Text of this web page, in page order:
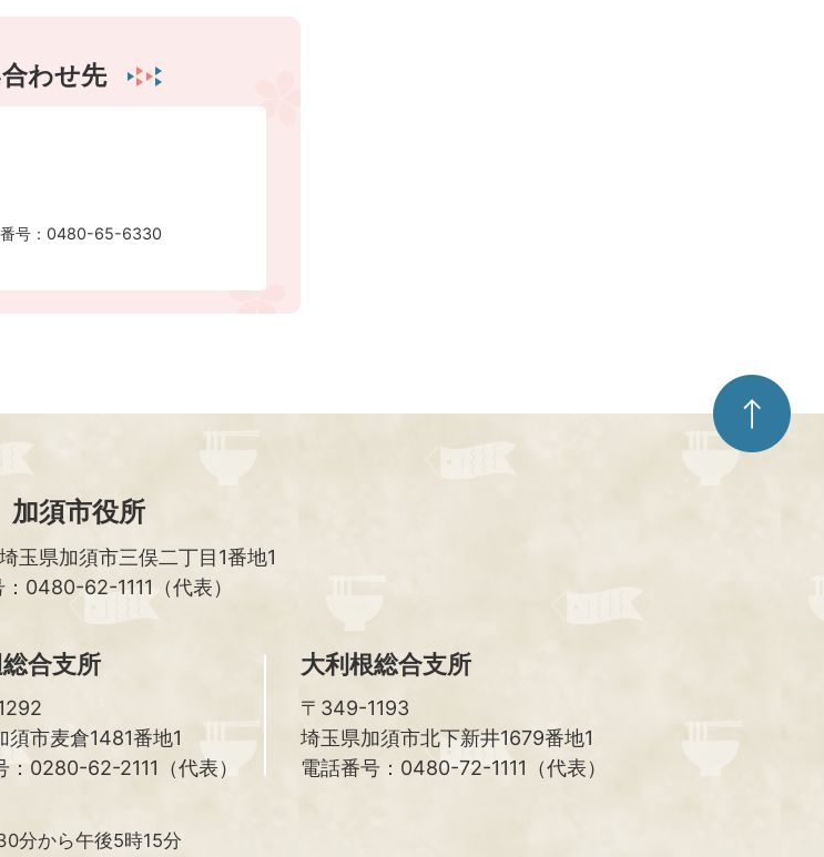
わせ先
号：0480-65-6330
ペ
ー
ジ
加須市役所
埼玉県加須市三俣二丁目1番地1
0480-62-1111（代表）
合支所
須市麦倉1481番地1
：0280-62-2111（代表）
大利根総合支所
〒349-1193
埼玉県加須市北下新井1679番地1
電話番号：0480-72-1111（代表）
分から午後5時15分